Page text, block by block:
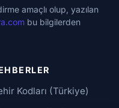
amaçlı olup, yazılan
bu bilgilerden
Kodları (Türkiye)